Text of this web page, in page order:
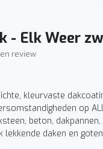
- Elk Weer
review
kleurvaste
op
beton,
lekkende daken en